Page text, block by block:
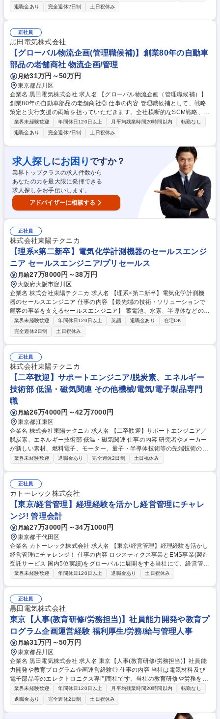
ジションをお任せいたします。 【顧客提案】■AMR受注・導入に向けた顧
客現場課題の把握■AMR導入プロジェクトの顧客提案書の作成、および、
提案（AMRの走行ルート設計、シミュレーションによるAMR導入台数試
算などを含む） 【プロジェクト管理】■プロジェクトスケジュールの立案/
管理■社内外のステークホルダー (製品の開発元、システムインテグレータ
ーなど) の巻き込み 募集職種 【プリセールスエンジニア】工場/倉庫内の
自動化（無人搬送車）の上流工程
退職金あり
完全週休2日制 土日祝休み
正社員
黒田電気株式会社
【グローバル物流企画(管理職候補)】創業80年の自動車
部品の老舗商社 物流企画/管理
月給31万円～50万円
東京都品川区
企業名 黒田電気株式会社 求人名 【グローバル物流企画（管理職候補）】
創業80年の自動車部品の老舗商社◎ 仕事の内容 管理職候補として、戦略
策定と実行支援の両輪を担っていただきます。全社横断的なSCM戦略、国
内外の法令管理、クロスファンクショナルな改善活動を通じ、物流DX化
を推進していただきます。 SCM全体を俯瞰し、コントロールタワーとし
て改善・強化をリードすることで、当社のグローバル成長と持続的な収益
性向上を支える役割を担っていただきます。 【詳細】■メンバーの業務進
捗管理および上位職へのレポート、支援 ■コスト削減・輸送品質向上に向
けた企画立案と実行検証 ■物流スキームの設計・見直し支援 ■人材育成の
策定・推進 ■国内外の物流関連法令管理 等 募集職種 【グローバル物流企
画（管理職候補）】創業80年の自動車部品の老舗商社◎
業界未経験歓迎 年間休日120日以上 月平均残業時間20時間以内
転勤なし
退職金あり
完全週休2日制 土日祝休み
求人探しにお困り ですか？
業界トップクラスの求人件数から
あなたの力を最大限に発揮できる
求人探しをお手伝いします。
アドバイザーに相談する
正社員
株式会社東陽テクニカ
【理系×第二新卒】電気化学計測機器のセールスエンジ
ニア セールスエンジニア/プリセールス
月給27万8000円～38万円
大阪府大阪市淀川区
企業名 株式会社東陽テクニカ 求人名 【理系×第二新卒】電気化学計測機
器のセールスエンジニア 仕事の内容 【最先端の技術・ソリューションで
顧客の事業を支えるセールスエンジニア】 蓄電池、水素、半導体などの研
究開発において「はかる技術」の最先端ソリューションを顧客に提供して
います。 理系大学・大学院卒の第二新卒の方を対象に、蓄電池・水素・半
導体などの最先端分野における研究開発向け計測ソリューションの技術営
業を担当していただきます。自動車・電池・材料メーカーや大学研究機関
へ製品紹介、見積作成、デモ測定、納品、取扱説明まで主体的に実施して
いただきます。 募集職種 【理系×第二新卒】電気化学計測機器のセールス
エンジニア
業界未経験歓迎 年間休日120日以上 英語 退職金あり
在宅OK
完全週休2日制
土日祝休み
正社員
株式会社東陽テクニカ
【二卒歓迎】サポートエンジニア/脱炭素、エネルギー
技術部 低温・磁気関連 その他機械/電気/電子製品専門
職
月給26万4000円～42万7000円
東京都江東区
企業名 株式会社東陽テクニカ 求人名 【二卒歓迎】サポートエンジニア／
脱炭素、エネルギー技術部 低温・磁気関連 仕事の内容 研究者やメーカー
が新しい素材、燃料電子、モーター、量子・半導体技術等の先端技術の開
発において、その成果や性能を正しく評価するための「測定インフラ」を
ラメータ、ロックインアンプ、クライオスタット等（Lake Shore社や、
自社商材がメイン） 【任せる業務】複数の商材があるため、まずはそのう
ち１～２つの商材について担当いただきます。その後、徐々に担当商材を
広げていきながら各領域・商材について理解を深め、ご活躍いただく想定
です。 募集職種 【二卒歓迎】サポートエンジニア／脱炭素、エネルギー
技術部 低温・磁気関連
業界未経験歓迎 退職金あり 完全週休2日制 土日祝休み
正社員
カトーレック株式会社
【東京/経営管理】経理経験を活かし経営管理にチャレ
ンジ! 管理会計
月給27万3000円～34万1000円
東京都千代田区
企業名 カトーレック株式会社 求人名 【東京/経営管理】経理経験を活かし
経営管理にチャレンジ！ 仕事の内容 ロジスティクス事業とEMS事業(製造
受託サービス 国内5位実績)をグローバルに展開をする当社にて、経営管理
室長やロジ事業本部と協働しながら経営課題解決を推進いただきます。
とりまとめ ●ロジスティクス事業部の予算資料や月次報告資料などの雛形
作成 ●庶務業務（各会議の設定、会場準備等） 募集職種 【東京/経営管
理】経理経験を活かし経営管理にチャレンジ！
業界未経験歓迎 年間休日120日以上 退職金あり 土日祝休み
正社員
黒田電気株式会社
東京【人事(教育研修/労務担当)】社員能力開発や教育プ
ログラム企画運営経験 福利厚生/労務/給与管理人事
月給31万円～50万円
東京都品川区
企業名 黒田電気株式会社 求人名 東京【人事(教育研修/労務担当)】社員能
力開発や教育プログラム企画運営経験◎ 仕事の内容 当社は電気材料及び
電子部品等のエレクトロニクス専門商社です。当社の教育研修や労務を中
心とした下記の人事業務をお任せします。 ■社内教育・研修の企画・実施
（各種階層別研修、ＯＪＴ支援、外部研修の選定、企画から費用調整、実
施等）■人事育成施策の立案・推進 ■その他、人事制度や評価支援運用補
助 ■人事課全体の予実管理 ■労務管理業務 ※まずは教育研修を中心にご担
業界未経験歓迎 年間休日120日以上 月平均残業時間20時間以内
転勤なし
退職金あり
完全週休2日制 土日祝休み